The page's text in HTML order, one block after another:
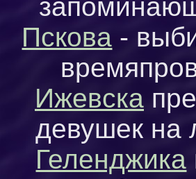
Пскова -
Ижевска
девушек на
Геленджика